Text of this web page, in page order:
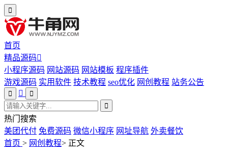
首页
精品源码
小程序源码 网站源码 网站模板 程序插件
游戏源码 实用软件 技术教程 seo优化 网创教程 站务公告
热门搜索
美团代付 免费源码 微信小程序 网址导航 外卖餐饮
首页 > 网创教程> 正文